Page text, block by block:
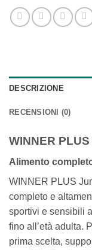
DESCRIZIONE
RECENSIONI (0)
WINNER
Alimento
WINNER PLUS
completo e
sportivi e sensibili
fino all’età adulta.
prima scelta,